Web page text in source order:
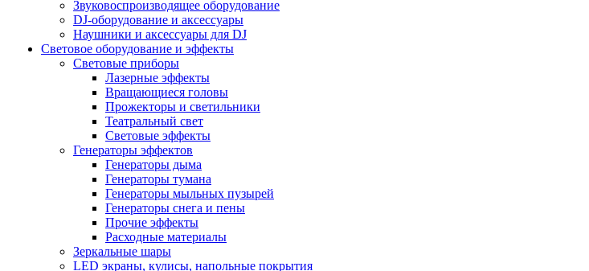
Звуковоспроизводящее оборудование
DJ-оборудование и аксессуары
Наушники и аксессуары для DJ
Световое оборудование и эффекты
Световые приборы
Лазерные эффекты
Вращающиеся головы
Прожекторы и светильники
Театральный свет
Световые эффекты
Генераторы эффектов
Генераторы дыма
Генераторы тумана
Генераторы мыльных пузырей
Генераторы снега и пены
Прочие эффекты
Расходные материалы
Зеркальные шары
LED экраны, кулисы, напольные покрытия